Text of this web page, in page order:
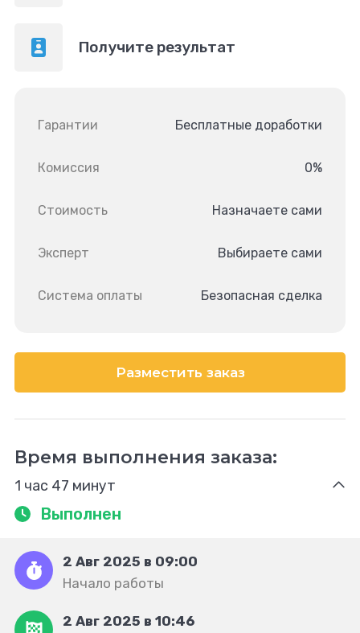
Получите результат
Гарантии Бесплатные доработки
Комиссия 0%
Стоимость Назначаете сами
Эксперт Выбираете сами
Система оплаты Безопасная сделка
Разместить заказ
Время выполнения заказа:
1 час 47 минут
Выполнен
2 Авг 2025 в 09:00
Начало работы
2 Авг 2025 в 10:46